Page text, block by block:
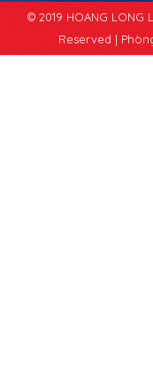
© 2019 HOANG LONG
Reserved |